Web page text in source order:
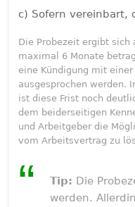
c) Sofern vereinbart,
Die Probezeit ergibt sich
maximal 6 Monate
eine Kündigung mit einer
ausgesprochen werden.
ist diese Frist noch
dem beiderseitigen
und Arbeitgeber die
vom Arbeitsvertrag zu
Tip: Die
werden.